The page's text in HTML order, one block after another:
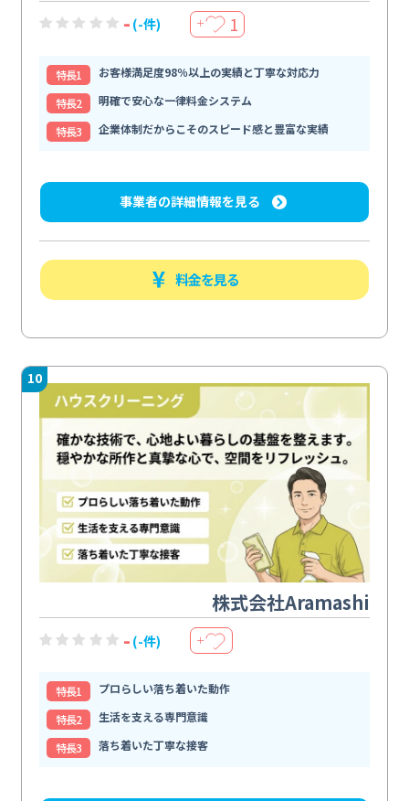
- (-件) ＋ 1
特⻑1
お客様満足度98％以上の実績と丁寧な対応力
特⻑2
明確で安心な一律料金システム
特⻑3
企業体制だからこそのスピード感と豊富な実績
事業者の詳細情報を見る
料金を見る
10
株式会社Aramashi
- (-件) ＋
特⻑1
プロらしい落ち着いた動作
特⻑2
生活を支える専門意識
特⻑3
落ち着いた丁寧な接客